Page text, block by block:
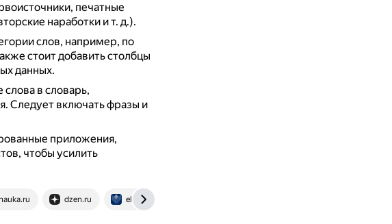
печатные
наработки и т. д.).
слов, например, по
стоит добавить столбцы
данных.
в словарь,
Следует включать фразы и
приложения,
чтобы усилить
dzen.ru elib.bsu.by